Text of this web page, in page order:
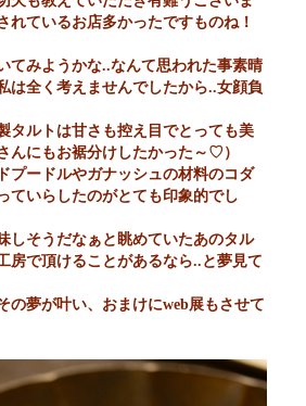
れているお店多かったですものね！
てみようかな..なんて思われた事素晴
は全く考えませんでしたから..女顔負
タルトは甘さも控え目でとっても美
んにもお裾分けしたかった～♡）
プードルやガナッシュの材料のコダ
ていらしたのがとても印象的でし
しそうだなぁと眺めていたあのタル
房で頂けることがあるなら..と夢見て
の夢が叶い、おまけにweb展もさせて